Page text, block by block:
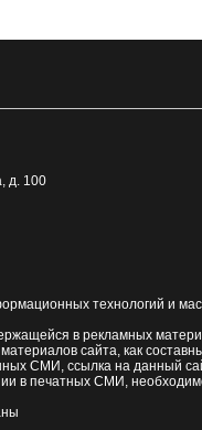
д. 100
технологий и
в рекламных
сайта, как
СМИ, ссылка на данный
в печатных СМИ,